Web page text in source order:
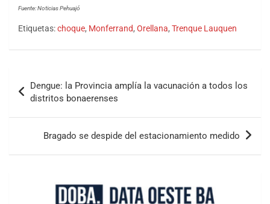
Fuente: Noticias Pehuajó
Etiquetas:choque, Monferrand, Orellana, Trenque Lauquen
Dengue: la Provincia amplía la vacunación a todos los
distritos bonaerenses
Bragado se despide del estacionamiento medido